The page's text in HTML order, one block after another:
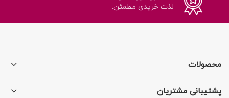
لذت خریدی مطمئن.
محصولات
پشتیبانی مشتریان